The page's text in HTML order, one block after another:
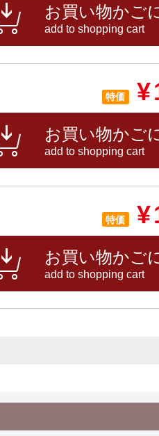
お買い物かご
add to shopping cart
特価 ¥
お買い物かご
add to shopping cart
特価 ¥
お買い物かご
add to shopping cart